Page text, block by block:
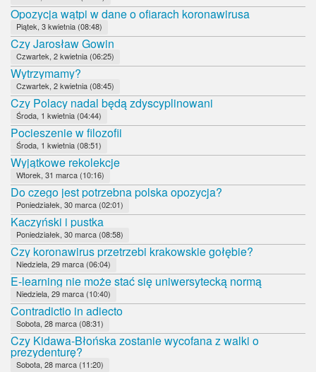
Opozycja wątpi w dane o ofiarach koronawirusa
Piątek, 3 kwietnia (08:48)
Czy Jarosław Gowin
Czwartek, 2 kwietnia (06:25)
Wytrzymamy?
Czwartek, 2 kwietnia (08:45)
Czy Polacy nadal będą zdyscyplinowani
Środa, 1 kwietnia (04:44)
Pocieszenie w filozofii
Środa, 1 kwietnia (08:51)
Wyjątkowe rekolekcje
Wtorek, 31 marca (10:16)
Do czego jest potrzebna polska opozycja?
Poniedziałek, 30 marca (02:01)
Kaczyński i pustka
Poniedziałek, 30 marca (08:58)
Czy koronawirus przetrzebi krakowskie gołębie?
Niedziela, 29 marca (06:04)
E-learning nie może stać się uniwersytecką normą
Niedziela, 29 marca (10:40)
Contradictio in adiecto
Sobota, 28 marca (08:31)
Czy Kidawa-Błońska zostanie wycofana z walki o
prezydenturę?
Sobota, 28 marca (11:20)